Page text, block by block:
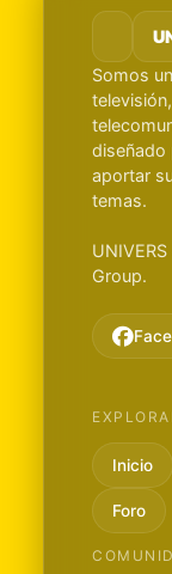
Somos
diseñado
aportar
temas.
Group.
Inicio
Foro